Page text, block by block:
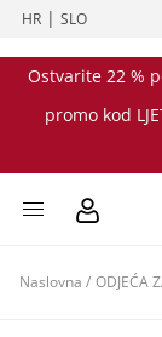
HR |SLO
Ostvarite 22 %
promo kod
Naslovna / ODJEĆA